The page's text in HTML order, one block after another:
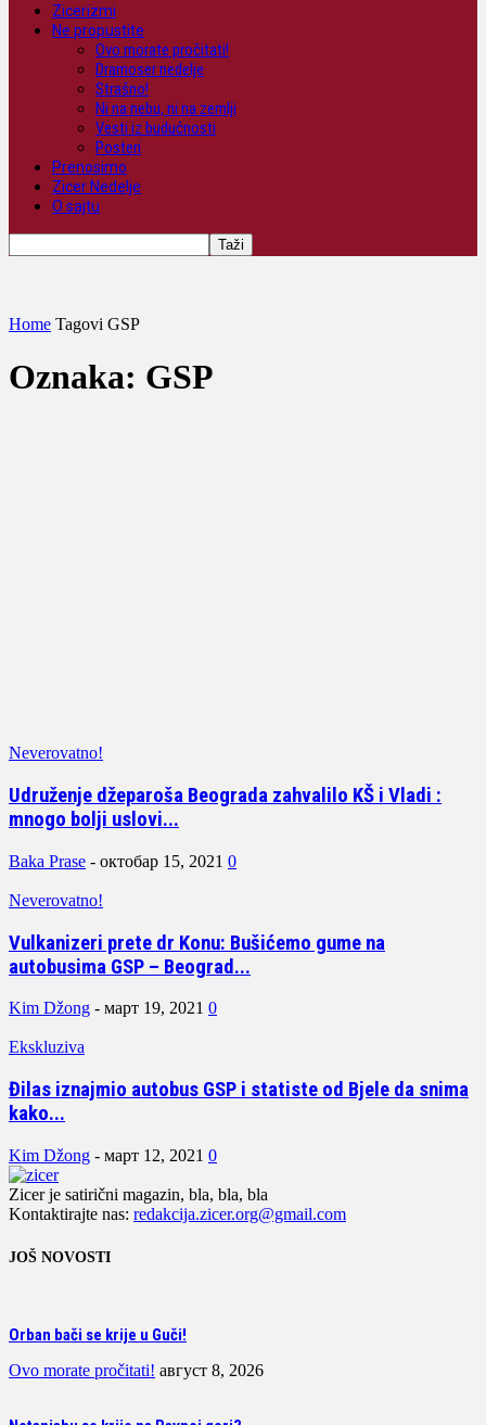
Zicerizmi
Ne propustite
Ovo morate pročitati!
Dramoser nedelje
Strašno!
Ni na nebu, ni na zemlji
Vesti iz budućnosti
Posteri
Prenosimo
Zicer Nedelje
O sajtu
Home Tagovi GSP
Oznaka: GSP
Neverovatno!
Udruženje džeparoša Beograda zahvalilo KŠ i Vladi :
mnogo bolji uslovi...
Baka Prase - октобар 15, 2021 0
Neverovatno!
Vulkanizeri prete dr Konu: Bušićemo gume na
autobusima GSP – Beograd...
Kim Džong - март 19, 2021 0
Ekskluziva
Đilas iznajmio autobus GSP i statiste od Bjele da snima
kako...
Kim Džong - март 12, 2021 0
Zicer je satirični magazin, bla, bla, bla
Kontaktirajte nas: redakcija.zicer.org@gmail.com
JOŠ NOVOSTI
Orban bači se krije u Guči!
Ovo morate pročitati! август 8, 2026